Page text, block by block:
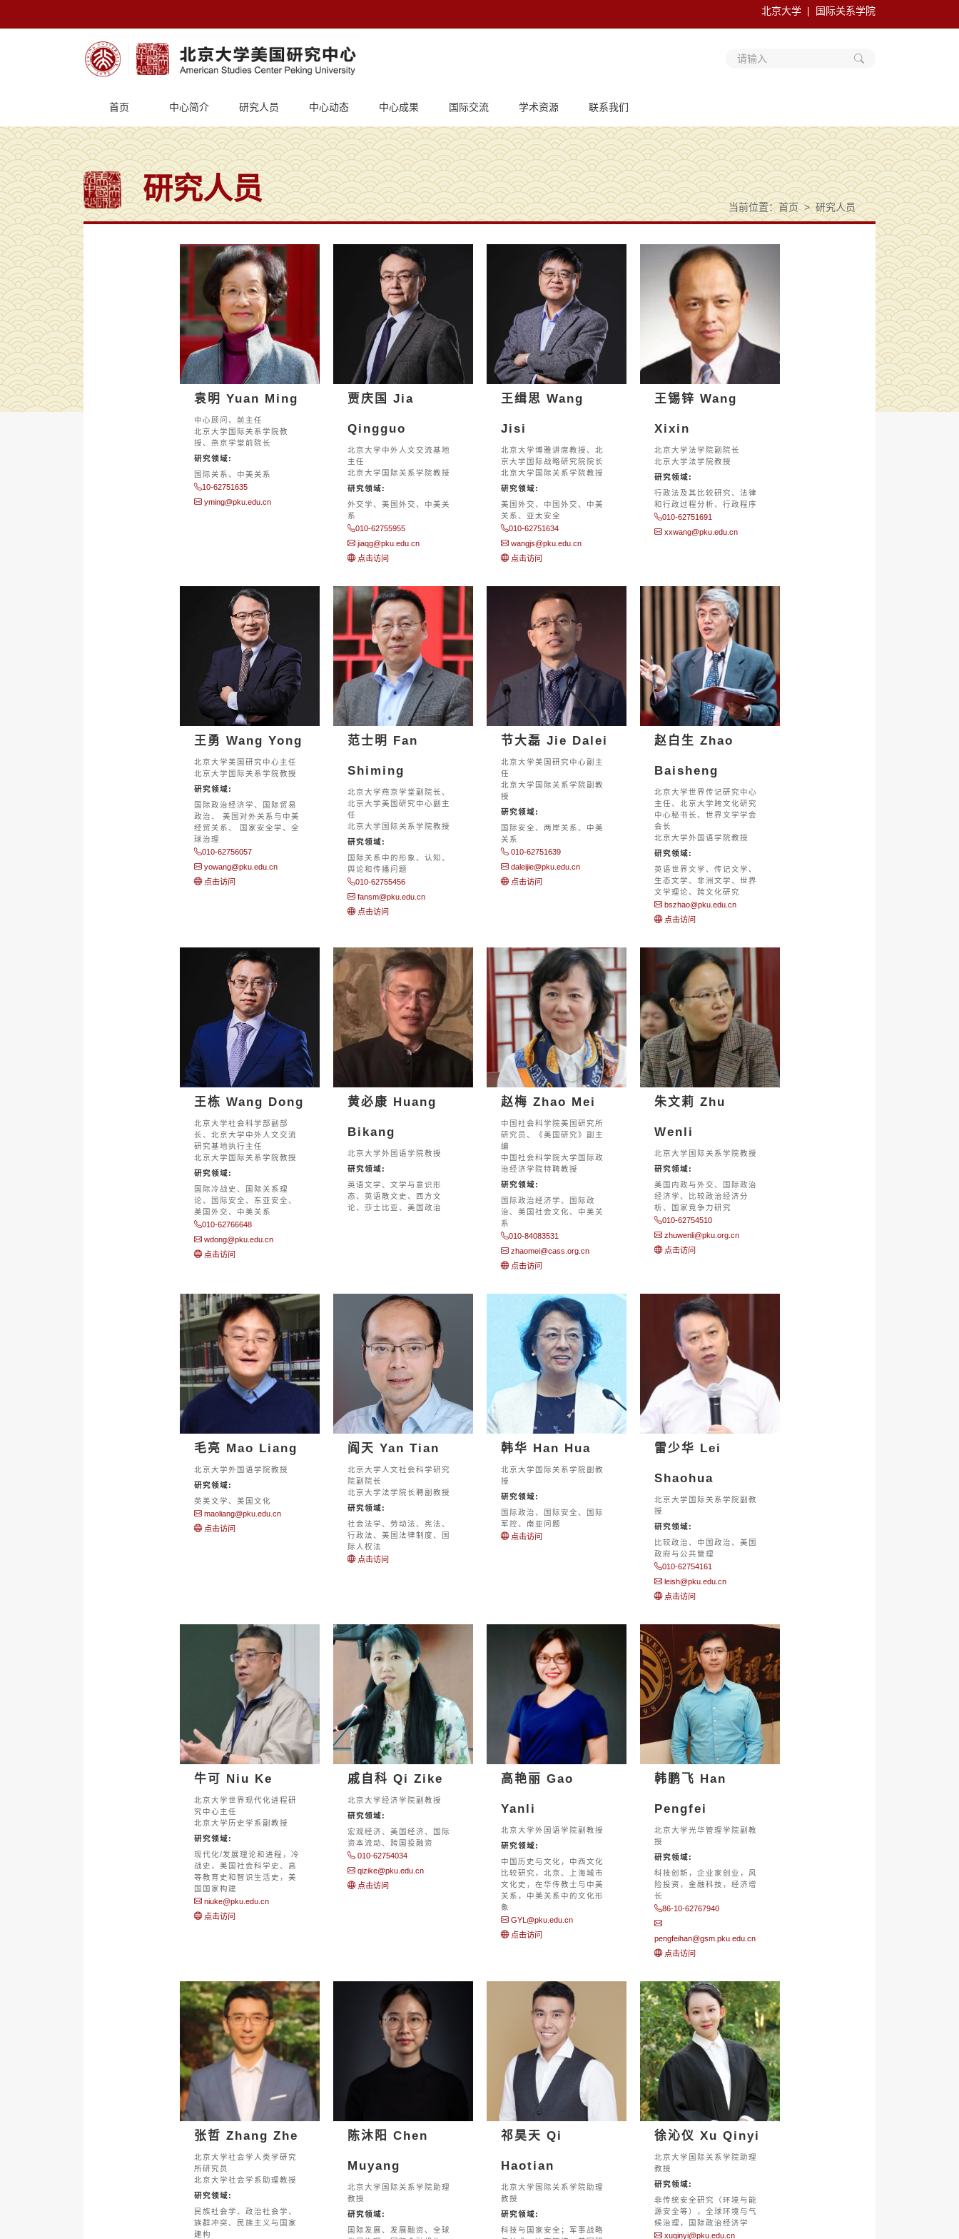
北京大学 国际关系学院
请输入
首页 中心简介 研究人员 中心动态 中心成果 国际交流 学术资源 联系我们
研究人员
当前位置：首页 研究人员
袁明 Yuan Ming
中心顾问、前主任
北京大学国际关系学院教
授、燕京学堂前院长
研究领域:
国际关系、中美关系
10-62751635
yming@pku.edu.cn
贾庆国 Jia
Qingguo
北京大学中外人文交流基地
主任
北京大学国际关系学院教授
研究领域:
外交学、美国外交、中美关
系
010-62755955
jiaqg@pku.edu.cn
点击访问
王缉思 Wang
Jisi
北京大学博雅讲席教授、北
京大学国际战略研究院院长
北京大学国际关系学院教授
研究领域:
美国外交、中国外交、中美
关系、亚太安全
010-62751634
wangjs@pku.edu.cn
点击访问
王锡锌 Wang
Xixin
北京大学法学院副院长
北京大学法学院教授
研究领域:
行政法及其比较研究、法律
和行政过程分析、行政程序
010-62751691
xxwang@pku.edu.cn
王勇 Wang Yong
北京大学美国研究中心主任
北京大学国际关系学院教授
研究领域:
国际政治经济学、国际贸易
政治、 美国对外关系与中美
经贸关系、 国家安全学、全
球治理
010-62756057
yowang@pku.edu.cn
点击访问
范士明 Fan
Shiming
北京大学燕京学堂副院长、
北京大学美国研究中心副主
任
北京大学国际关系学院教授
研究领域:
国际关系中的形象、认知、
舆论和传播问题
010-62755456
fansm@pku.edu.cn
点击访问
节大磊 Jie Dalei
北京大学美国研究中心副主
任
北京大学国际关系学院副教
授
研究领域:
国际安全、两岸关系、中美
关系
010-62751639
daleijie@pku.edu.cn
点击访问
赵白生 Zhao
Baisheng
北京大学世界传记研究中心
主任、北京大学跨文化研究
中心秘书长、世界文学学会
会长
北京大学外国语学院教授
研究领域:
英语世界文学、传记文学、
生态文学、非洲文学、世界
文学理论、跨文化研究
bszhao@pku.edu.cn
点击访问
王栋 Wang Dong
北京大学社会科学部副部
长、北京大学中外人文交流
研究基地执行主任
北京大学国际关系学院教授
研究领域:
国际冷战史、国际关系理
论、国际安全、东亚安全、
美国外交、中美关系
010-62766648
wdong@pku.edu.cn
点击访问
黄必康 Huang
Bikang
北京大学外国语学院教授
研究领域:
英语文学、文学与意识形
态、英语散文史、西方文
论、莎士比亚、美国政治
赵梅 Zhao Mei
中国社会科学院美国研究所
研究员、《美国研究》副主
编
中国社会科学院大学国际政
治经济学院特聘教授
研究领域:
国际政治经济学、国际政
治、美国社会文化、中美关
系
010-84083531
zhaomei@cass.org.cn
点击访问
朱文莉 Zhu
Wenli
北京大学国际关系学院教授
研究领域:
美国内政与外交、国际政治
经济学、比较政治经济分
析、国家竞争力研究
010-62754510
zhuwenli@pku.org.cn
点击访问
毛亮 Mao Liang
北京大学外国语学院教授
研究领域:
英美文学、美国文化
maoliang@pku.edu.cn
点击访问
阎天 Yan Tian
北京大学人文社会科学研究
院副院长
北京大学法学院长聘副教授
研究领域:
社会法学、劳动法、宪法、
行政法、美国法律制度、国
际人权法
点击访问
韩华 Han Hua
北京大学国际关系学院副教
授
研究领域:
国际政治、国际安全、国际
军控、南亚问题
点击访问
雷少华 Lei
Shaohua
北京大学国际关系学院副教
授
研究领域:
比较政治、中国政治、美国
政府与公共管理
010-62754161
leish@pku.edu.cn
点击访问
牛可 Niu Ke
北京大学世界现代化进程研
究中心主任
北京大学历史学系副教授
研究领域:
现代化/发展理论和进程，冷
战史，美国社会科学史、高
等教育史和智识生活史，美
国国家构建
niuke@pku.edu.cn
点击访问
戚自科 Qi Zike
北京大学经济学院副教授
研究领域:
宏观经济、美国经济、国际
资本流动、跨国投融资
010-62754034
qizike@pku.edu.cn
点击访问
高艳丽 Gao
Yanli
北京大学外国语学院副教授
研究领域:
中国历史与文化，中西文化
比较研究，北京、上海城市
文化史，在华传教士与中美
关系，中美关系中的文化形
象
GYL@pku.edu.cn
点击访问
韩鹏飞 Han
Pengfei
北京大学光华管理学院副教
授
研究领域:
科技创新，企业家创业，风
险投资，金融科技，经济增
长
86-10-62767940
pengfeihan@gsm.pku.edu.cn
点击访问
张哲 Zhang Zhe
北京大学社会学人类学研究
所研究员
北京大学社会学系助理教授
研究领域:
民族社会学、政治社会学、
族群冲突、民族主义与国家
建构
陈沐阳 Chen
Muyang
北京大学国际关系学院助理
教授
研究领域:
国际发展、发展融资、全球
祁昊天 Qi
Haotian
北京大学国际关系学院助理
教授
研究领域:
科技与国家安全；军事战略
徐沁仪 Xu Qinyi
北京大学国际关系学院助理
教授
研究领域:
非传统安全研究（环境与能
源安全等），全球环境与气
候治理，国际政治经济学
xuqinyi@pku.edu.cn